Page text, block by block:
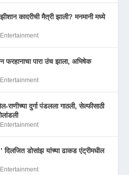
कादरीची मैत्री झाली? मनमानी मध्ये
Entertainment
फरहानाचा पारा उंच झाला, अभिषेक
Entertainment
दुर्गा पंडलला गाठली, सेल्फीसाठी
Entertainment
दिलजित डोसांझ यांच्या ढाकड एंट्रीमधील
Entertainment